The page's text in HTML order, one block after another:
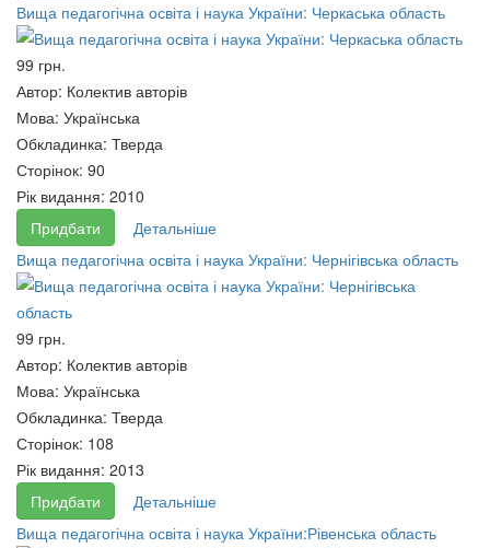
Антропологія права :
навчальний посібник
65 грн.
Світовий ринок послуг:
Підручник
Вища педагогічна освіта і наука України: Черкаська область
99 грн.
Автор: Колектив авторів
Мова: Українська
Обкладинка: Тверда
Сторінок: 90
Рік видання: 2010
Придбати
Детальніше
Вища педагогічна освіта і наука України: Чернігівська область
99 грн.
Автор: Колектив авторів
Мова: Українська
Обкладинка: Тверда
Сторінок: 108
Рік видання: 2013
Придбати
Детальніше
Вища педагогічна освіта і наука України:Рівенська область